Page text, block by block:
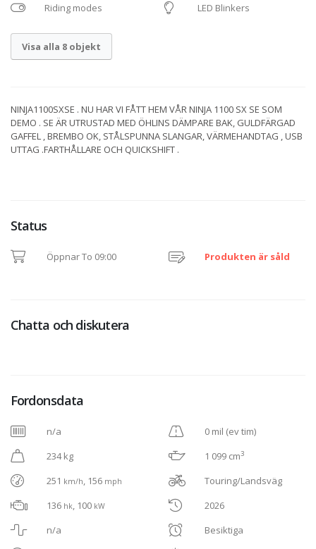
Riding modes
LED Blinkers
Visa alla 8 objekt
NINJA1100SXSE . NU HAR VI FÅTT HEM VÅR NINJA 1100 SX SE SOM
DEMO . SE ÄR UTRUSTAD MED ÖHLINS DÄMPARE BAK, GULDFÄRGAD
GAFFEL , BREMBO OK, STÅLSPUNNA SLANGAR, VÄRMEHANDTAG , USB
UTTAG .FARTHÅLLARE OCH QUICKSHIFT .
Status
Öppnar To 09:00 Produkten är såld
Chatta och diskutera
Fordonsdata
n/a
234 kg
251 km/h, 156 mph
136 hk, 100 kW
n/a
0 mil (ev tim)
1 099 cm3
Touring/Landsväg
2026
Besiktiga